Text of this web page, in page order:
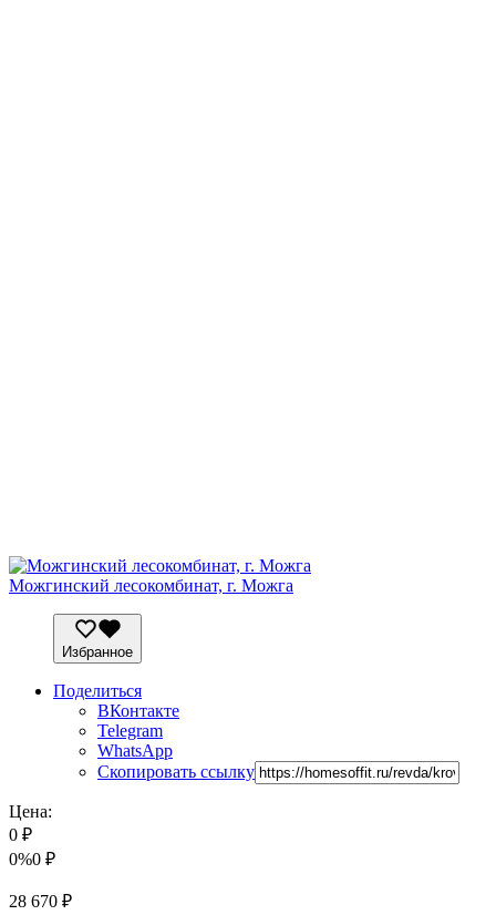
Можгинский лесокомбинат, г. Можга
Избранное
Поделиться
ВКонтакте
Telegram
WhatsApp
Скопировать ссылку
Цена:
0 ₽
0%0 ₽
28 670 ₽